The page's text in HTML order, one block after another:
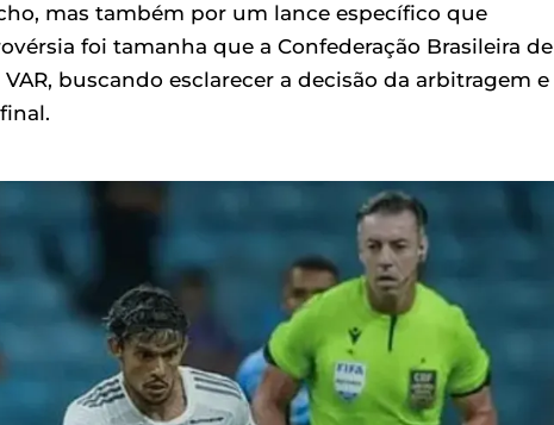
mas também por um lance específico que
foi tamanha que a Confederação Brasileira de
buscando esclarecer a decisão da arbitragem e